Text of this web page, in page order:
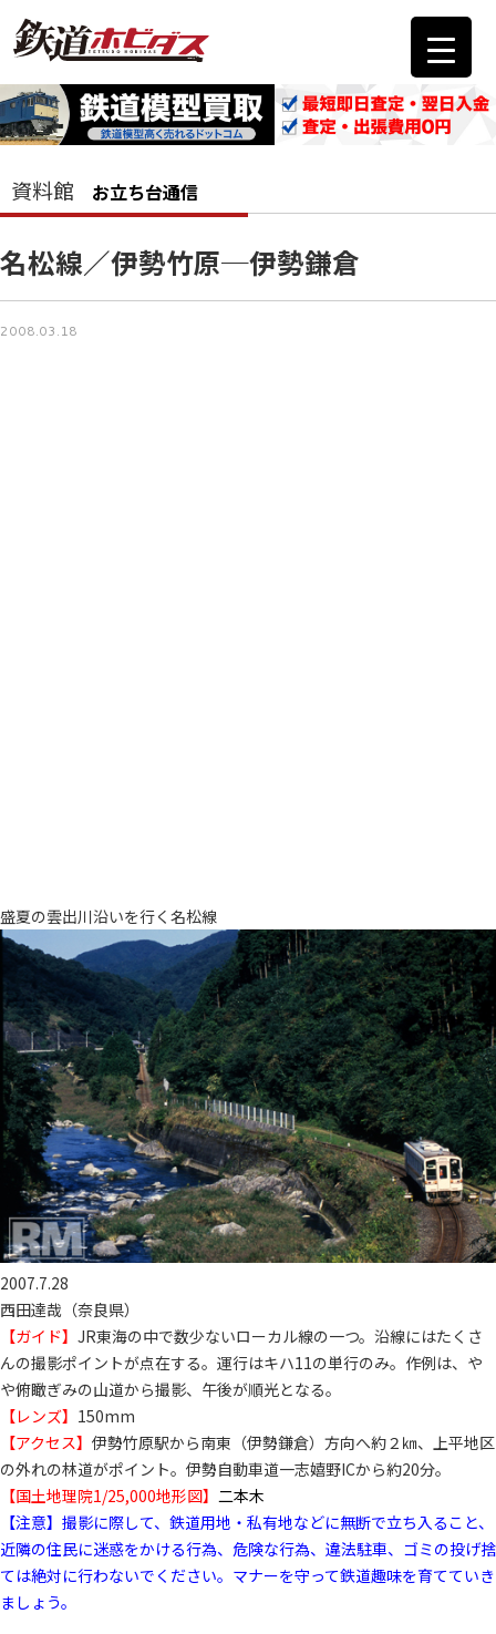
資料館 お立ち台通信
名松線／伊勢竹原─伊勢鎌倉
2008.03.18
盛夏の雲出川沿いを行く名松線
2007.7.28
西田達哉（奈良県）
【ガイド】 JR東海の中で数少ないローカル線の一つ。沿線にはたくさ
んの撮影ポイントが点在する。運行はキハ11の単行のみ。作例は、や
や俯瞰ぎみの山道から撮影、午後が順光となる。
【レンズ】 150mm
【アクセス】 伊勢竹原駅から南東（伊勢鎌倉）方向へ約２㎞、上平地区
の外れの林道がポイント。伊勢自動車道一志嬉野ICから約20分。
【国土地理院1/25,000地形図】 二本木
【注意】撮影に際して、鉄道用地・私有地などに無断で立ち入ること、
近隣の住民に迷惑をかける行為、危険な行為、違法駐車、ゴミの投げ捨
ては絶対に行わないでください。マナーを守って鉄道趣味を育てていき
ましょう。